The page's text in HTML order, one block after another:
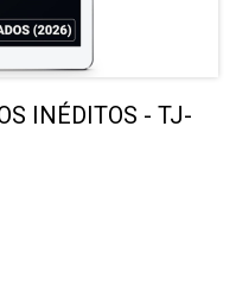
INÉDITOS - TJ-